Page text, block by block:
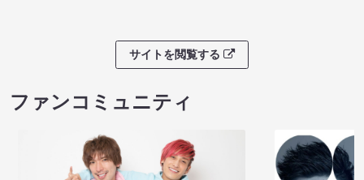
サイトを閲覧する
ファンコミュニティ